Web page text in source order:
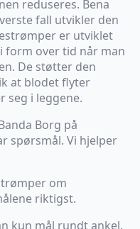
reduseres. Bena
fall utvikler den
er utviklet
form over tid når man
De støtter den
at blodet flyter
seg i leggene.
Borg på
spørsmål. Vi hjelper
om
riktigst.
kun mål rundt ankel.